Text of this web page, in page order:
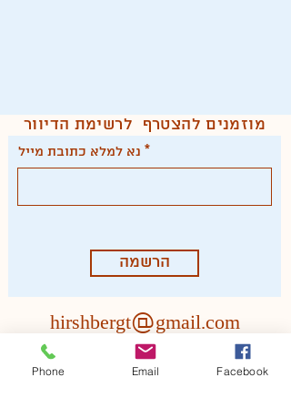
מוזמנים להצטרף לרשימת הדיוור
הרשמה
hirshbergt@gmail.com
דברו איתי
Phone Email Facebook